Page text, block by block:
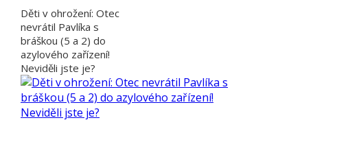
Děti v ohrožení: Otec
nevrátil Pavlíka s
bráškou (5 a 2) do
azylového zařízení!
Neviděli jste je?